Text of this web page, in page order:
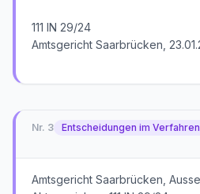
111 IN 29/24
Amtsgericht Saarbrücken,
Nr. 3 Entscheidungen im Verfahren
Amtsgericht Saarbrücken,